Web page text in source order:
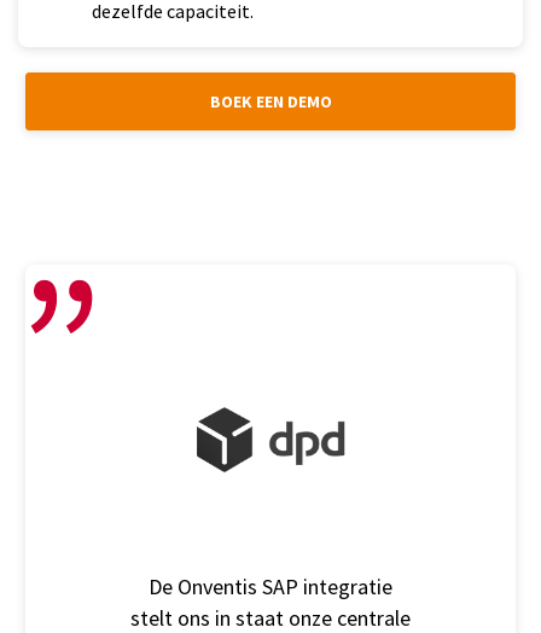
dezelfde capaciteit.
BOEK EEN DEMO
De Onventis SAP integratie
stelt ons in staat onze centrale